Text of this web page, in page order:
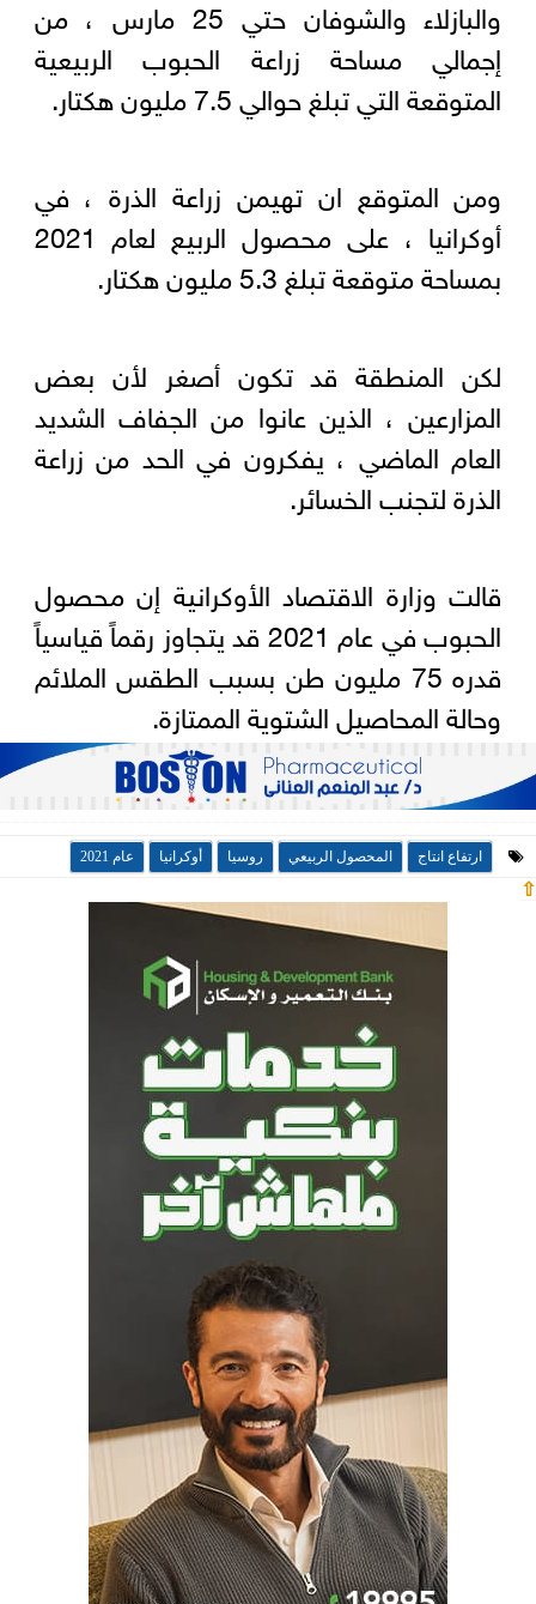
والبازلاء والشوفان حتي 25 مارس ، من
إجمالي مساحة زراعة الحبوب الربيعية
المتوقعة التي تبلغ حوالي 7.5 مليون هكتار.
ومن المتوقع ان تهيمن زراعة الذرة ، في
أوكرانيا ، على محصول الربيع لعام 2021
بمساحة متوقعة تبلغ 5.3 مليون هكتار.
لكن المنطقة قد تكون أصغر لأن بعض
المزارعين ، الذين عانوا من الجفاف الشديد
العام الماضي ، يفكرون في الحد من زراعة
الذرة لتجنب الخسائر.
قالت وزارة الاقتصاد الأوكرانية إن محصول
الحبوب في عام 2021 قد يتجاوز رقماً قياسياً
قدره 75 مليون طن بسبب الطقس الملائم
وحالة المحاصيل الشتوية الممتازة.
ارتفاع انتاج المحصول الربيعي روسيا أوكرانيا عام 2021
⇧